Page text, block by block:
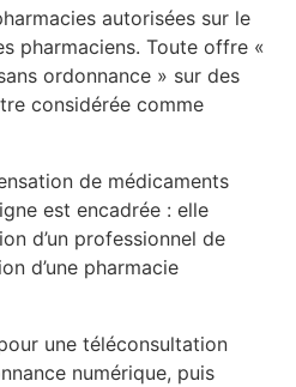
autorisées sur le
pharmaciens. Toute offre «
ordonnance » sur des
considérée comme
de médicaments
est encadrée : elle
d’un professionnel de
d’une pharmacie
une téléconsultation
numérique, puis